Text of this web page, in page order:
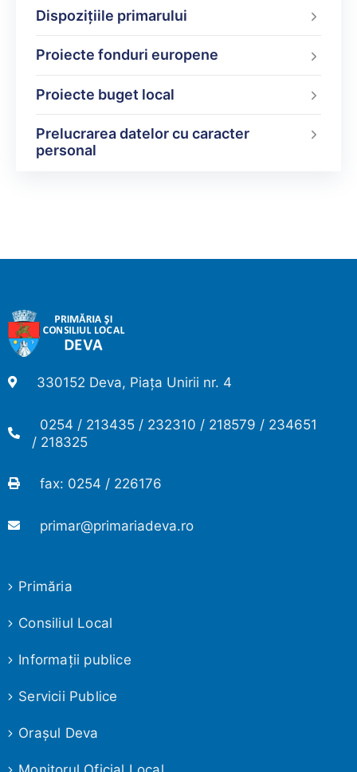
Dispoziţiile primarului
Proiecte fonduri europene
Proiecte buget local
Prelucrarea datelor cu caracter
personal
330152 Deva, Piața Unirii nr. 4
0254 / 213435 / 232310 / 218579 / 234651
/ 218325
fax: 0254 / 226176
primar@primariadeva.ro
Primăria
Consiliul Local
Informaţii publice
Servicii Publice
Oraşul Deva